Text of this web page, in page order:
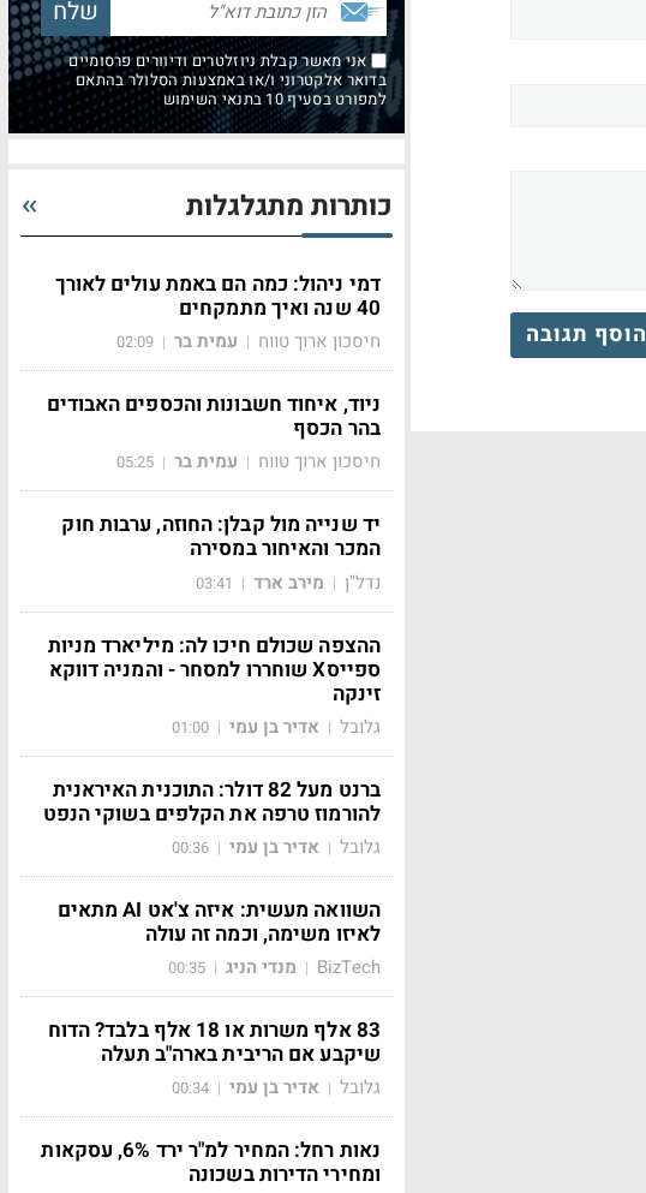
הוסף תגובה
אני מאשר קבלת ניוזלטרים ודיוורים פרסומיים
בדואר אלקטרוני ו/או באמצעות הסלולר בהתאם
למפורט בסעיף 10 בתנאי השימוש
כותרות מתגלגלות
דמי ניהול: כמה הם באמת עולים לאורך
40 שנה ואיך מתמקחים
חיסכון ארוך טווח | עמית בר |
02:09
ניוד, איחוד חשבונות והכספים האבודים
בהר הכסף
חיסכון ארוך טווח | עמית בר |
05:25
יד שנייה מול קבלן: החוזה, ערבות חוק
המכר והאיחור במסירה
נדל"ן | מירב ארד |
03:41
ההצפה שכולם חיכו לה: מיליארד מניות
ספייסX שוחררו למסחר - והמניה דווקא
זינקה
גלובל | אדיר בן עמי |
01:00
ברנט מעל 82 דולר: התוכנית האיראנית
להורמוז טרפה את הקלפים בשוקי הנפט
גלובל | אדיר בן עמי |
00:36
השוואה מעשית: איזה צ'אט AI מתאים
לאיזו משימה, וכמה זה עולה
BizTech
| מנדי הניג |
00:35
83 אלף משרות או 18 אלף בלבד? הדוח
שיקבע אם הריבית בארה"ב תעלה
גלובל | אדיר בן עמי |
00:34
נאות רחל: המחיר למ"ר ירד 6%, עסקאות
ומחירי הדירות בשכונה